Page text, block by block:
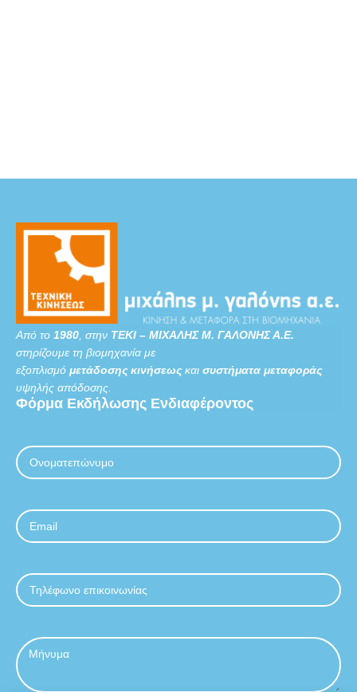
Από το 1980 , στην ΤΕΚΙ – ΜΙΧΑΛΗΣ Μ. ΓΑΛΟΝΗΣ Α.Ε.
στηρίζουμε τη βιομηχανία με
εξοπλισμό μετάδοσης κινήσεως και συστήματα μεταφοράς
υψηλής απόδοσης.
Φόρμα Εκδήλωσης Ενδιαφέροντος